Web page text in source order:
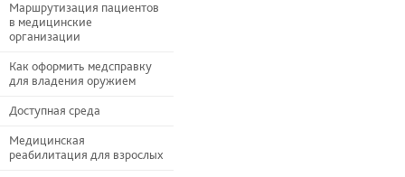
Маршрутизация пациентов
в медицинские
организации
Как оформить медсправку
для владения оружием
Доступная среда
Медицинская
реабилитация для взрослых